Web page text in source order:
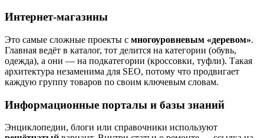
Интернет-магазины
Это самые сложные проекты с многоуровневым «деревом».
Главная ведёт в каталог, тот делится на категории (обувь,
одежда), а они — на подкатегории (кроссовки, туфли). Такая
архитектура незаменима для SEO, потому что продвигает
каждую группу товаров по своим ключевым словам.
Информационные порталы и базы знаний
Энциклопедии, блоги или справочники используют